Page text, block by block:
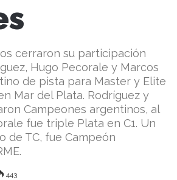
cerraron su participación
Hugo Pecorale y Marcos
de pista para Master y Elite
Mar del Plata. Rodríguez y
Campeones argentinos, al
fue triple Plata en C1. Un
de TC, fue Campeón
443